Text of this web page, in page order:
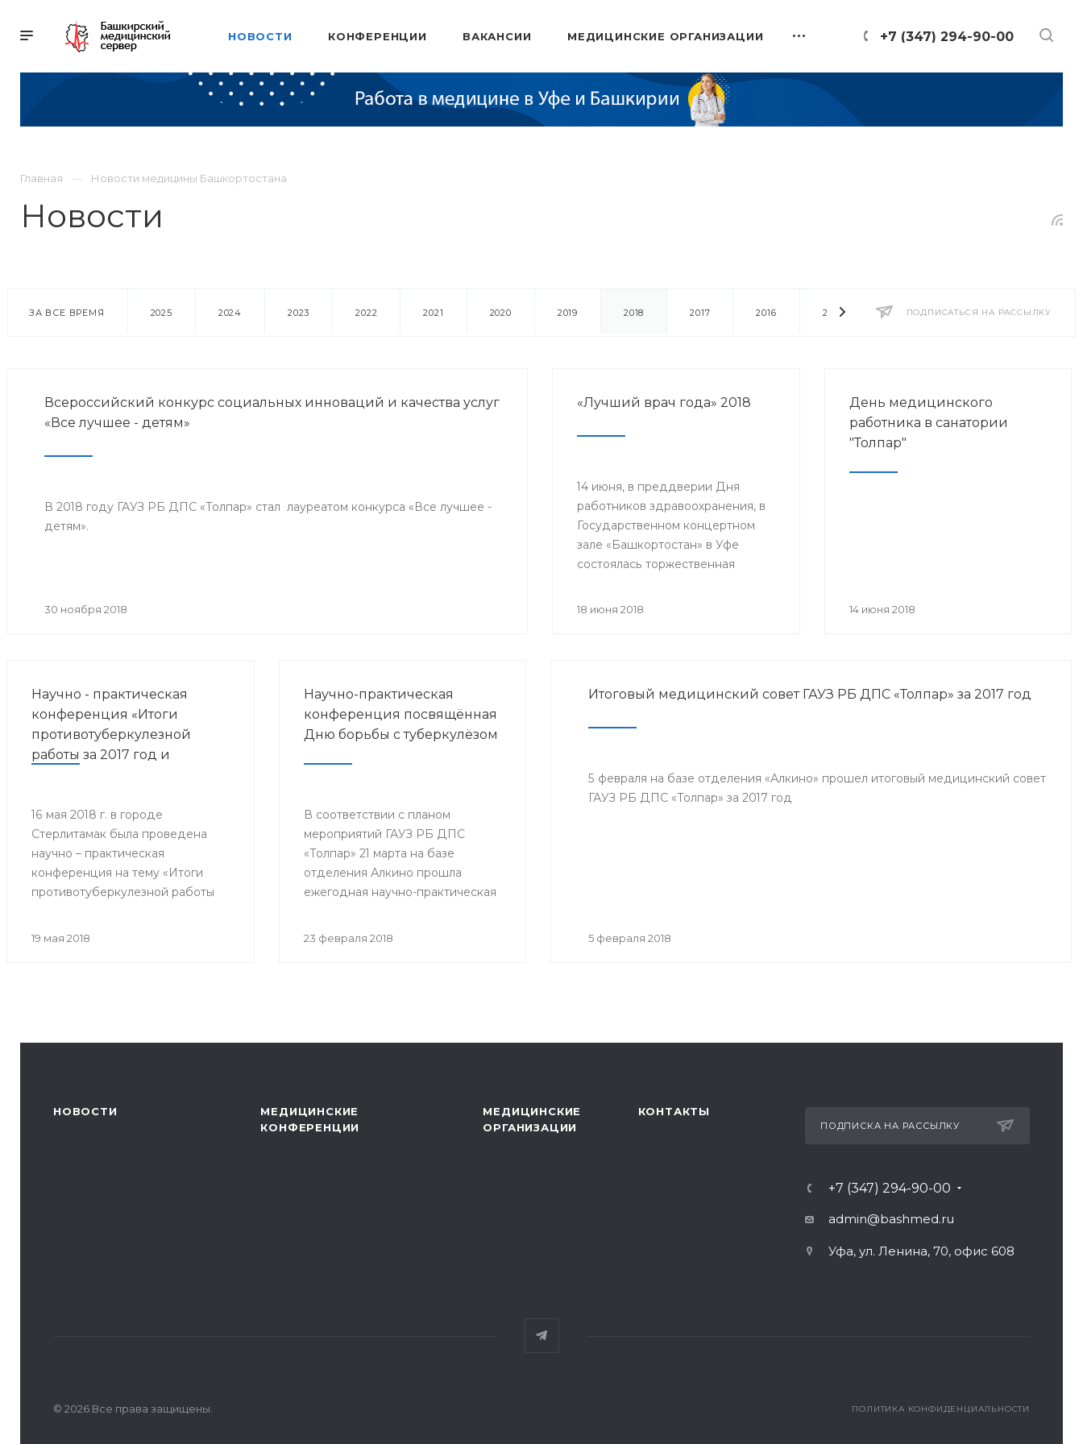
+7 (347) 294-90-00
НОВОСТИ КОНФЕРЕНЦИИ ВАКАНСИИ МЕДИЦИНСКИЕ ОРГАНИЗАЦИИ
Главная Новости медицины Башкортостана
Новости
ПОДПИСАТЬСЯ НА РАССЫЛКУ
ЗА ВСЕ ВРЕМЯ 2025 2024 2023 2022 2021 2020 2019 2018 2017 2016 2014 2013 2012 2011
Всероссийский конкурс социальных инноваций и качества услуг
«Все лучшее - детям»
В 2018 году ГАУЗ РБ ДПС «Толпар» стал лауреатом конкурса «Все лучшее -
детям».
30 ноября 2018
«Лучший врач года» 2018
14 июня, в преддверии Дня
работников здравоохранения, в
Государственном концертном
зале «Башкортостан» в Уфе
состоялась торжественная
победителей республиканского
18 июня 2018
День медицинского
работника в санатории
"Толпар"
14 июня 2018
Научно - практическая
конференция «Итоги
противотуберкулезной
работы за 2017 год и
противотуберкулезной
помощи населению
Республики Башкортостан»
16 мая 2018 г. в городе
Стерлитамак была проведена
научно – практическая
конференция на тему «Итоги
противотуберкулезной работы
19 мая 2018
Научно-практическая
конференция посвящённая
Дню борьбы с туберкулёзом
В соответствии с планом
мероприятий ГАУЗ РБ ДПС
«Толпар» 21 марта на базе
отделения Алкино прошла
ежегодная научно-практическая
Всемирному дню борьбы с
23 февраля 2018
Итоговый медицинский совет ГАУЗ РБ ДПС «Толпар» за 2017 год
5 февраля на базе отделения «Алкино» прошел итоговый медицинский совет
ГАУЗ РБ ДПС «Толпар» за 2017 год
5 февраля 2018
НОВОСТИ
МЕДИЦИНСКИЕ
КОНФЕРЕНЦИИ
МЕДИЦИНСКИЕ
ОРГАНИЗАЦИИ
КОНТАКТЫ
ПОДПИСКА НА РАССЫЛКУ
+7 (347) 294-90-00
admin@bashmed.ru
Уфа, ул. Ленина, 70, офис 608
ПОЛИТИКА КОНФИДЕНЦИАЛЬНОСТИ
© 2026 Все права защищены.